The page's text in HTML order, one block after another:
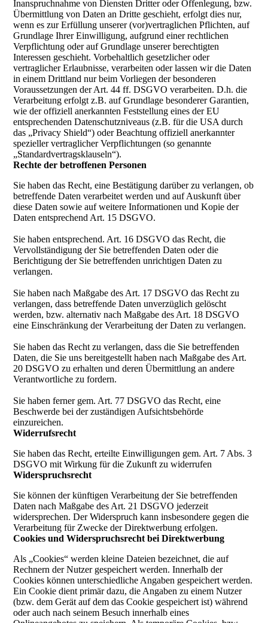
Inanspruchnahme von Diensten Dritter oder Offenlegung, bzw.
Übermittlung von Daten an Dritte geschieht, erfolgt dies nur,
wenn es zur Erfüllung unserer (vor)vertraglichen Pflichten, auf
Grundlage Ihrer Einwilligung, aufgrund einer rechtlichen
Verpflichtung oder auf Grundlage unserer berechtigten
Interessen geschieht. Vorbehaltlich gesetzlicher oder
vertraglicher Erlaubnisse, verarbeiten oder lassen wir die Daten
in einem Drittland nur beim Vorliegen der besonderen
Voraussetzungen der Art. 44 ff. DSGVO verarbeiten. D.h. die
Verarbeitung erfolgt z.B. auf Grundlage besonderer Garantien,
wie der offiziell anerkannten Feststellung eines der EU
entsprechenden Datenschutzniveaus (z.B. für die USA durch
das „Privacy Shield“) oder Beachtung offiziell anerkannter
spezieller vertraglicher Verpflichtungen (so genannte
„Standardvertragsklauseln“).
Rechte der betroffenen Personen
Sie haben das Recht, eine Bestätigung darüber zu verlangen, ob
betreffende Daten verarbeitet werden und auf Auskunft über
diese Daten sowie auf weitere Informationen und Kopie der
Daten entsprechend Art. 15 DSGVO.
Sie haben entsprechend. Art. 16 DSGVO das Recht, die
Vervollständigung der Sie betreffenden Daten oder die
Berichtigung der Sie betreffenden unrichtigen Daten zu
verlangen.
Sie haben nach Maßgabe des Art. 17 DSGVO das Recht zu
verlangen, dass betreffende Daten unverzüglich gelöscht
werden, bzw. alternativ nach Maßgabe des Art. 18 DSGVO
eine Einschränkung der Verarbeitung der Daten zu verlangen.
Sie haben das Recht zu verlangen, dass die Sie betreffenden
Daten, die Sie uns bereitgestellt haben nach Maßgabe des Art.
20 DSGVO zu erhalten und deren Übermittlung an andere
Verantwortliche zu fordern.
Sie haben ferner gem. Art. 77 DSGVO das Recht, eine
Beschwerde bei der zuständigen Aufsichtsbehörde
einzureichen.
Widerrufsrecht
Sie haben das Recht, erteilte Einwilligungen gem. Art. 7 Abs. 3
DSGVO mit Wirkung für die Zukunft zu widerrufen
Widerspruchsrecht
Sie können der künftigen Verarbeitung der Sie betreffenden
Daten nach Maßgabe des Art. 21 DSGVO jederzeit
widersprechen. Der Widerspruch kann insbesondere gegen die
Verarbeitung für Zwecke der Direktwerbung erfolgen.
Cookies und Widerspruchsrecht bei Direktwerbung
Als „Cookies“ werden kleine Dateien bezeichnet, die auf
Rechnern der Nutzer gespeichert werden. Innerhalb der
Cookies können unterschiedliche Angaben gespeichert werden.
Ein Cookie dient primär dazu, die Angaben zu einem Nutzer
(bzw. dem Gerät auf dem das Cookie gespeichert ist) während
oder auch nach seinem Besuch innerhalb eines